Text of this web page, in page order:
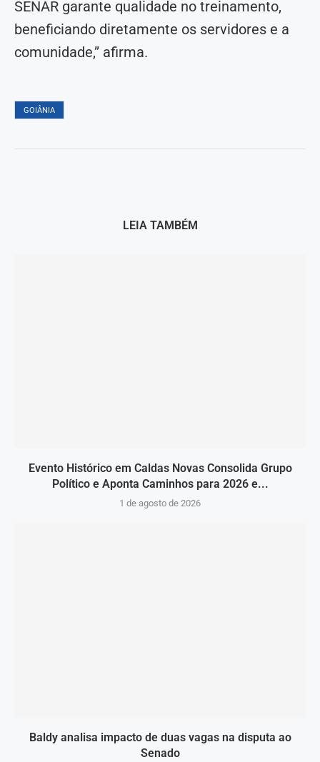
SENAR garante qualidade no treinamento,
beneficiando diretamente os servidores e a
comunidade,” afirma.
GOIÂNIA
LEIA TAMBÉM
Evento Histórico em Caldas Novas Consolida Grupo
Político e Aponta Caminhos para 2026 e...
1 de agosto de 2026
Baldy analisa impacto de duas vagas na disputa ao
Senado